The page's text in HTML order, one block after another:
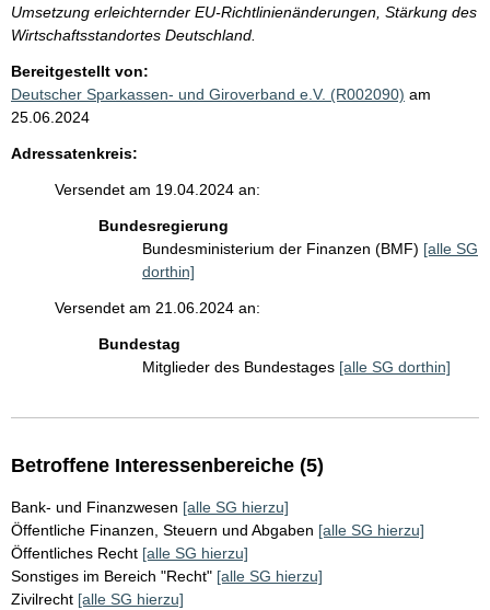
Umsetzung erleichternder EU-Richtlinienänderungen, Stärkung des
Wirtschaftsstandortes Deutschland.
Bereitgestellt von:
Deutscher Sparkassen- und Giroverband e.V. (R002090) am
25.06.2024
Adressatenkreis:
Versendet am 19.04.2024 an:
Bundesregierung
Bundesministerium der Finanzen (BMF) [alle SG
dorthin]
Versendet am 21.06.2024 an:
Bundestag
Mitglieder des Bundestages [alle SG dorthin]
Betroffene Interessenbereiche (5)
Bank- und Finanzwesen [alle SG hierzu]
Öffentliche Finanzen, Steuern und Abgaben [alle SG hierzu]
Öffentliches Recht [alle SG hierzu]
Sonstiges im Bereich "Recht" [alle SG hierzu]
Zivilrecht [alle SG hierzu]